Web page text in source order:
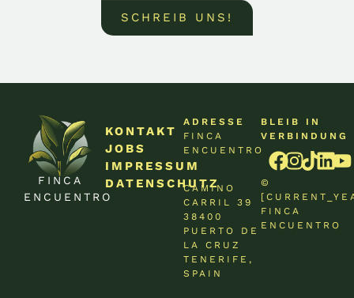
SCHREIB UNS!
FINCA
ENCUENTRO
KONTAKT
JOBS
IMPRESSUM
DATENSCHUTZ
ADRESSE
FINCA
ENCUENTRO
CAMINO
CARRIL 39
38400
PUERTO DE
LA CRUZ
TENERIFE,
SPAIN
BLEIB IN
VERBINDUNG
©
FINCA
ENCUENTRO